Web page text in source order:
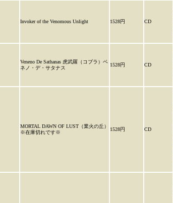
Invoker of the Venomous Unlight 1528円 CD
Veneno De Sathanas 虎武羅（コブラ）ベ
ネノ・デ・サタナス
1528円 CD
MORTAL DAWN OF LUST（業火の丘）
※在庫切れです※
1528円 CD